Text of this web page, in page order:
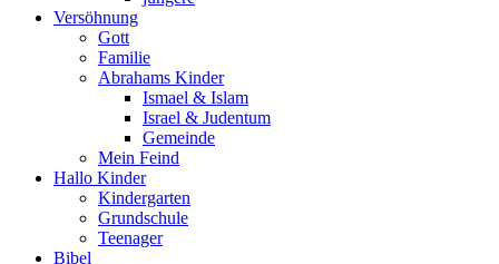
Versöhnung
Gott
Familie
Abrahams Kinder
Ismael & Islam
Israel & Judentum
Gemeinde
Mein Feind
Hallo Kinder
Kindergarten
Grundschule
Teenager
Bibel